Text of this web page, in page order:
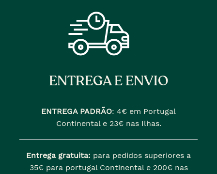
ENTREGA E ENVIO
ENTREGA PADRÃO: 4€ em Portugal
Continental e 23€ nas Ilhas.
Entrega gratuita: para pedidos superiores a
35€ para portugal Continental e 200€ nas